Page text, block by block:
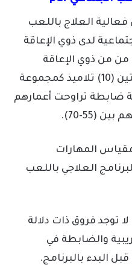
العلاج باللعب
لدى ذوي الإعاقة
من من ذوي الإعاقة
الفكرية وانقسمت للمجموعتين (10) تلاميذ كمجموعة
كمجموعة ضابطة تراوحت أعمارهم
المهارات
العلاجي باللعب
توجد فروق ذات دلالة
والضابطة في
البدء بالبرنامج.